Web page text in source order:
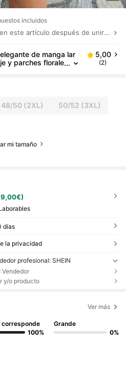
incluidos
en este artículo después de unirte.
de manga lar
y parches florale
5,00
(2)
48/50(2XL) 50/52 (3XL)
mi tamaño
9,00€)
días
la privacidad
profesional: SHEIN
y/o producto
Ver más
corresponde
100%
Grande
0%